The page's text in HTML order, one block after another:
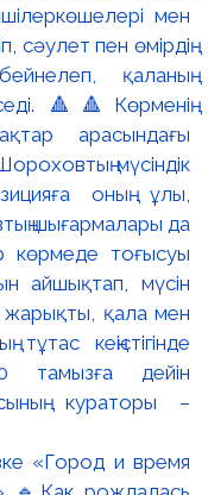
мен
сәулет пен өмірдің
қаланың
🔺🔺Көрменің
арасындағы
мүсіндік
оның ұлы,
шығармалары да
көрмеде тоғысуы
айшықтап, мүсін
жарықты, қала мен
кеңістігінде
тамызға дейін
кураторы –